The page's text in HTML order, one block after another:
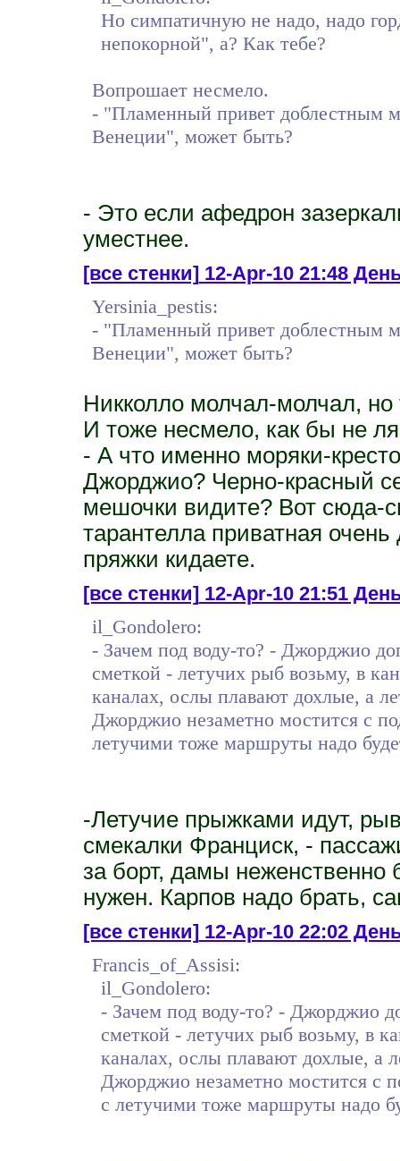
Но симпатичную не надо, надо
непокорной", а? Как тебе?
Вопрошает несмело.
- "Пламенный привет доблестным
Венеции", может быть?
- Это если афедрон
уместнее.
[все стенки]12-Apr-10 21:48
Yersinia_pestis:
- "Пламенный привет доблестным
Венеции", может быть?
Никколло молчал-молчал,
И тоже несмело, как бы не
- А что именно моряки-
Джорджио? Черно-красный
мешочки видите? Вот сюда-
тарантелла приватная
пряжки кидаете.
[все стенки]12-Apr-10 21:51
il_Gondolero:
- Зачем под воду-то? - Джорджио
сметкой - летучих рыб возьму, в
каналах, ослы плавают дохлые, а
Джорджио незаметно мостится с
летучими тоже маршруты надо
-Летучие прыжками идут,
смекалки Франциск, -
за борт, дамы
нужен. Карпов надо брать,
[все стенки]12-Apr-10 22:02
Francis_of_Assisi:
il_Gondolero:
- Зачем под воду-то? - Джорджио
сметкой - летучих рыб возьму, в
каналах, ослы плавают дохлые, а
Джорджио незаметно мостится с
с летучими тоже маршруты надо